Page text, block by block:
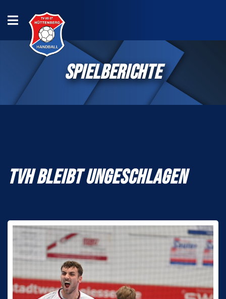
SPIELBERICHTE
TVH BLEIBT UNGESCHLAGEN